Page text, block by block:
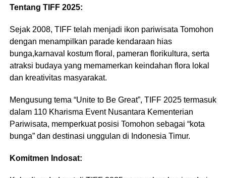
Tentang TIFF 2025:
Sejak 2008, TIFF telah menjadi ikon pariwisata Tomohon
dengan menampilkan parade kendaraan hias
bunga,karnaval kostum floral, pameran florikultura, serta
atraksi budaya yang memamerkan keindahan flora lokal
dan kreativitas masyarakat.
Mengusung tema “Unite to Be Great”, TIFF 2025 termasuk
dalam 110 Kharisma Event Nusantara Kementerian
Pariwisata, memperkuat posisi Tomohon sebagai “kota
bunga” dan destinasi unggulan di Indonesia Timur.
Komitmen Indosat: